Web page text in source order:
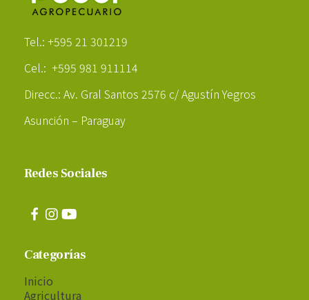
Tel.: +595 21 301219
Cel.: +595 981 911114
Direcc.: Av. Gral Santos 2576 c/ Agustín Yegros
Asunción – Paraguay
Redes Sociales
Categorías
Inicio
Agricultura